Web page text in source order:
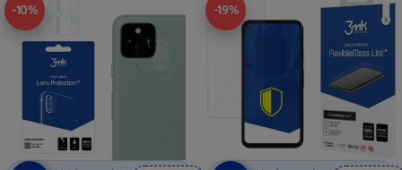
-10% -19%